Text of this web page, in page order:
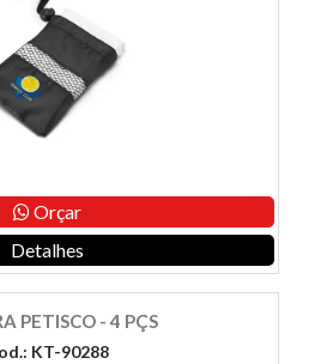
Orçar
Detalhes
PETISCO - 4 PÇS
KT-90288